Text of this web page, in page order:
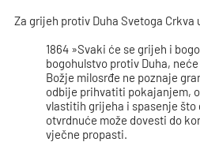
Za grijeh protiv Duha Svetoga Crkva
1864 »Svaki će se grijeh i
bogohulstvo protiv Duha,
Božje milosrđe ne poznaje
odbije prihvatiti pokajanjem,
vlastitih grijeha i spasenje što
otvrdnuće može dovesti do
vječne propasti.